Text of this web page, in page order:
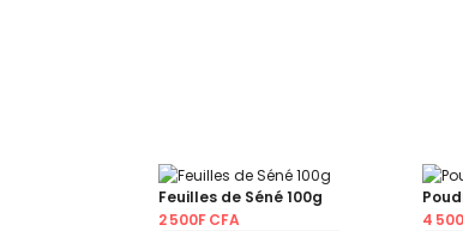
Feuilles de Séné 100g
2 500F CFA
4